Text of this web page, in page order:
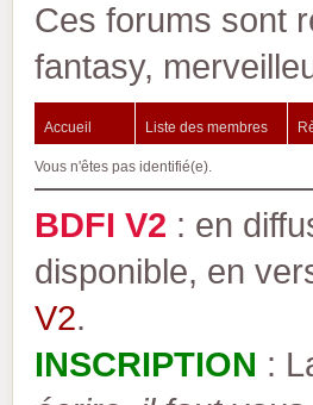
Ces forums sont
fantasy,
Accueil Liste des membres
Vous n'êtes pas identifié(e).
BDFI V2 : en
disponible, en
V2.
INSCRIPTION :